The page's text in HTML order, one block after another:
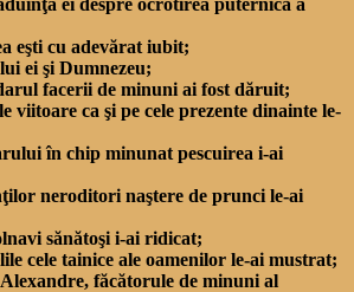
eşti cu adevărat iubit;
ei şi Dumnezeu;
facerii de minuni ai fost dăruit;
viitoare ca şi pe cele prezente dinainte le-
în chip minunat pescuirea i-ai
neroditori naştere de prunci le-ai
sănătoşi i-ai ridicat;
cele tainice ale oamenilor le-ai mustrat;
făcătorule de minuni al